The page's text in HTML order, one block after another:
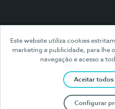
Este website utiliza cookies
marketing e publicidade, para lhe
navegação e acesso a
Aceitar todos
Configurar